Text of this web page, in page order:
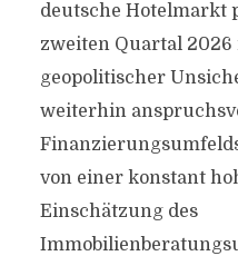
deutsche Hotelmarkt
zweiten Quartal 2026
geopolitischer
weiterhin
von einer konstant
Einschätzung des